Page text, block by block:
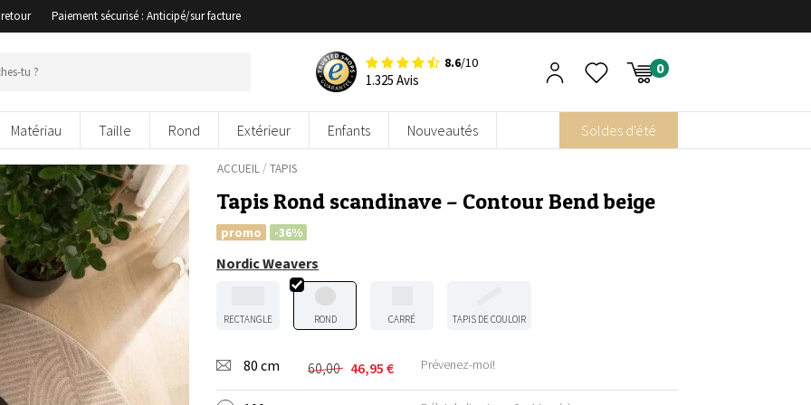
Paiement sécurisé : Anticipé/sur facture
8.6/10
1.325 Avis
Matériau Taille Rond Extérieur Enfants Nouveautés Soldes d'été
ACCUEIL/TAPIS
Tapis Rond scandinave – Contour Bend beige
promo -36%
Nordic Weavers
RECTANGLE ROND CARRÉ TAPIS DE COULOIR
80 cm 60,00
Le
prix
46,95 €
Le
prix
Prévenez-moi!